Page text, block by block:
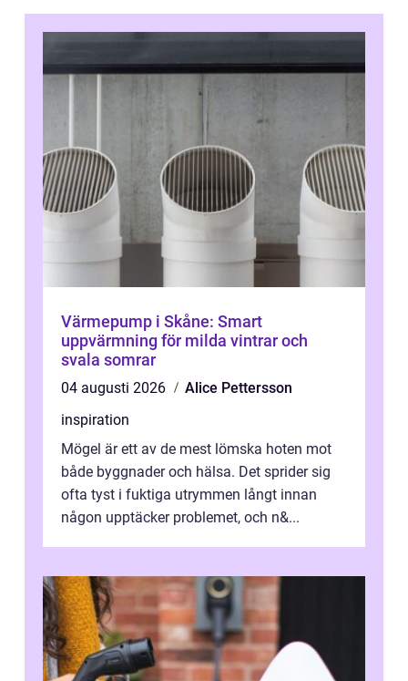
Värmepump i Skåne: Smart
uppvärmning för milda vintrar och
svala somrar
04 augusti 2026
Alice Pettersson
inspiration
Mögel är ett av de mest lömska hoten mot
både byggnader och hälsa. Det sprider sig
ofta tyst i fuktiga utrymmen långt innan
någon upptäcker problemet, och n&...